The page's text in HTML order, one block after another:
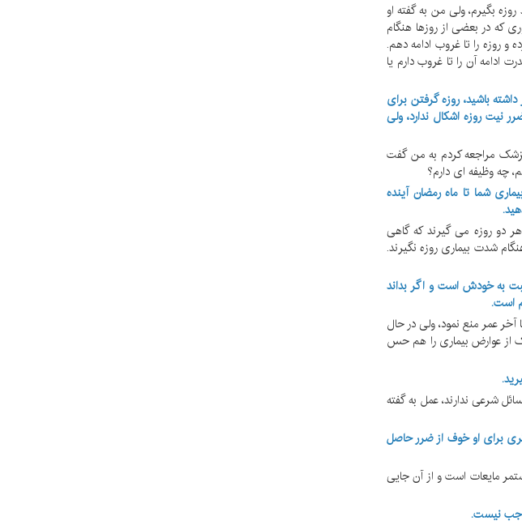
بگیرم، ولی من به گفته او
که در بعضی از روزها هنگام
روزه را تا غروب ادامه دهم.
آن را تا غروب دارم یا
باشید، روزه گرفتن برای
روزه اشکال ندارد، ولی
مراجعه کردم به من گفت
چه وظیفه ای دارم؟
شما تا ماه رمضان آینده
دو روزه می گیرند که گاهی
شدت بیماری روزه نگیرند.
به خودش است و اگر بداند
است.
عمر منع نمود، ولی در حال
عوارض بیماری را هم حس
شرعی ندارند، عمل به گفته
برای او خوف از ضرر حاصل
مایعات است و از آن جایی
نیست.